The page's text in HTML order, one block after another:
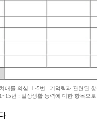
매를 의심. 1~5번 : 기억력과 관련된
번 : 일상생활 능력에 대한 항목으